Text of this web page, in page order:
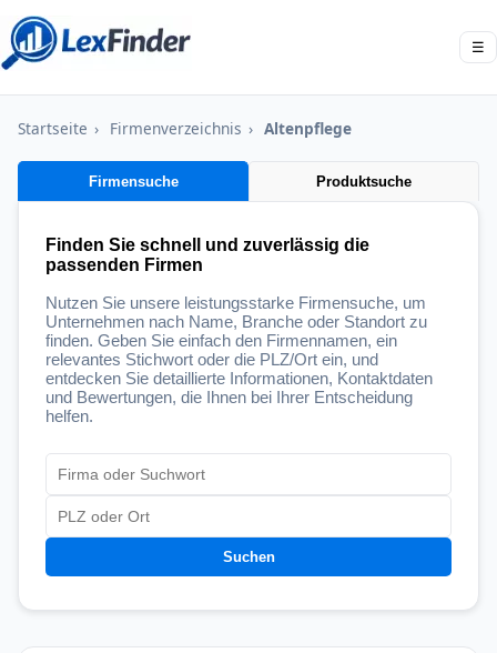
☰
Startseite › Firmenverzeichnis › Altenpflege
Firmensuche Produktsuche
Finden Sie schnell und zuverlässig die
passenden Firmen
Nutzen Sie unsere leistungsstarke Firmensuche, um
Unternehmen nach Name, Branche oder Standort zu
finden. Geben Sie einfach den Firmennamen, ein
relevantes Stichwort oder die PLZ/Ort ein, und
entdecken Sie detaillierte Informationen, Kontaktdaten
und Bewertungen, die Ihnen bei Ihrer Entscheidung
helfen.
Suchen